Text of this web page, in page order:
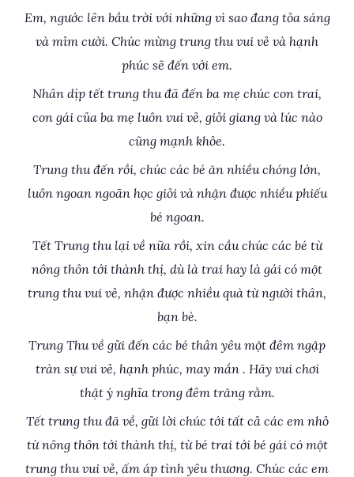
Em, ngước lên bầu trời với những vì sao đang tỏa sáng
và mỉm cười. Chúc mừng trung thu vui vẻ và hạnh
phúc sẽ đến với em.
Nhân dịp tết trung thu đã đến ba mẹ chúc con trai,
con gái của ba mẹ luôn vui vẻ, giỏi giang và lúc nào
cũng mạnh khỏe.
Trung thu đến rồi, chúc các bé ăn nhiều chóng lớn,
luôn ngoan ngoãn học giỏi và nhận được nhiều phiếu
bé ngoan.
Tết Trung thu lại về nữa rồi, xin cầu chúc các bé từ
nông thôn tới thành thị, dù là trai hay là gái có một
trung thu vui vẻ, nhận được nhiều quà từ người thân,
bạn bè.
Trung Thu về gửi đến các bé thân yêu một đêm ngập
tràn sự vui vẻ, hạnh phúc, may mắn . Hãy vui chơi
thật ý nghĩa trong đêm trăng rằm.
Tết trung thu đã về, gửi lời chúc tới tất cả các em nhỏ
từ nông thôn tới thành thị, từ bé trai tới bé gái có một
trung thu vui vẻ, ấm áp tình yêu thương. Chúc các em